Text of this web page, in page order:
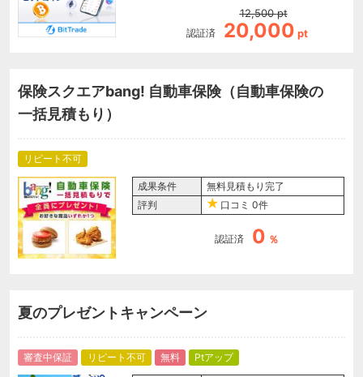
認証済
12,500 pt
20,000 pt
保険スクエアbang! 自動車保険（自動車保険の
一括見積もり）
リピート不可
成果条件
無料見積もり完了
評判
口コミ 0件
認証済 0 ％
夏のプレゼントキャンペーン
審査中保証 リピート不可 無料 Ptアップ